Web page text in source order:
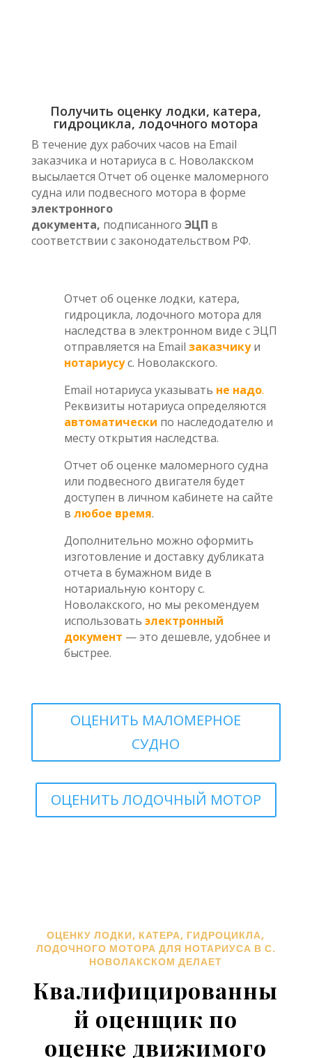
Получить оценку лодки, катера,
гидроцикла, лодочного мотора
В течение дух рабочих часов на Email
заказчика и нотариуса в с. Новолакском
высылается Отчет об оценке маломерного
судна или подвесного мотора в форме
электронного
документа, подписанного ЭЦП в
соответствии с законодательством РФ.
Отчет об оценке лодки, катера,
гидроцикла, лодочного мотора для
наследства в электронном виде с ЭЦП
отправляется на Email заказчикуи
нотариусус. Новолакского.
Email нотариуса указывать не надо.
Реквизиты нотариуса определяются
автоматически по наследодателю и
месту открытия наследства.
Отчет об оценке маломерного судна
или подвесного двигателя будет
доступен в личном кабинете на сайте
в любое время.
Дополнительно можно оформить
изготовление и доставку дубликата
отчета в бумажном виде в
нотариальную контору с.
Новолакского, но мы рекомендуем
использовать электронный
документ — это дешевле, удобнее и
быстрее.
ОЦЕНИТЬ МАЛОМЕРНОЕ
СУДНО
ОЦЕНИТЬ ЛОДОЧНЫЙ МОТОР
ОЦЕНКУ ЛОДКИ, КАТЕРА, ГИДРОЦИКЛА,
ЛОДОЧНОГО МОТОРА ДЛЯ НОТАРИУСА В С.
НОВОЛАКСКОМ ДЕЛАЕТ
Квалифицированны
й оценщик по
оценке движимого